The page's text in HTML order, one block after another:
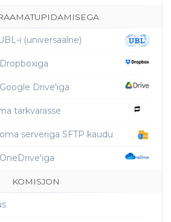
i (universaalne)
Drive'iga
tarkvarasse
serveriga SFTP kaudu
KOMISJON